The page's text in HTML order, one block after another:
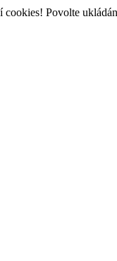
cookies! Povolte